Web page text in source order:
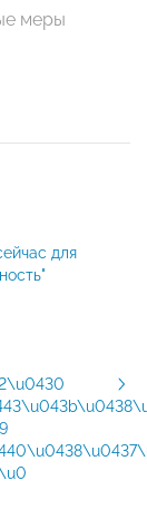
меры
для